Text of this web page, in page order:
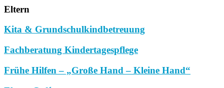
Eltern
Kita & Grundschulkindbetreuung
Fachberatung Kindertagespflege
Frühe Hilfen – „Große Hand – Kleine Hand“